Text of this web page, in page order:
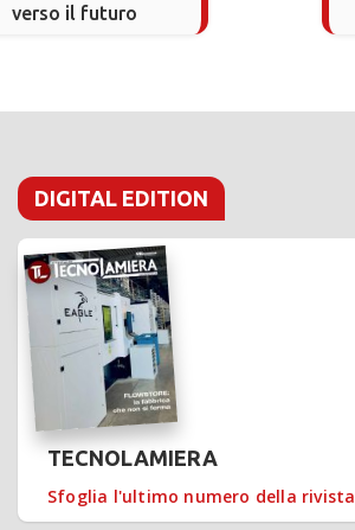
verso il futuro
DIGITAL EDITION
TECNOLAMIERA
Sfoglia l'ultimo numero della rivista